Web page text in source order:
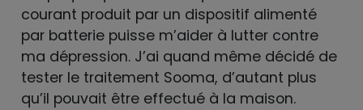
courant produit par un dispositif alimenté
par batterie puisse m’aider à lutter contre
ma dépression. J’ai quand même décidé de
tester le traitement Sooma, d’autant plus
qu’il pouvait être effectué à la maison.